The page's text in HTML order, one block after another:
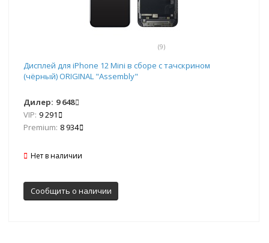
(9)
Дисплей для iPhone 12 Mini в сборе с тачскрином
(чёрный) ORIGINAL "Assembly"
Дилер: 9 648
VIP: 9 291
Premium: 8 934
Нет в наличии
Сообщить о наличии